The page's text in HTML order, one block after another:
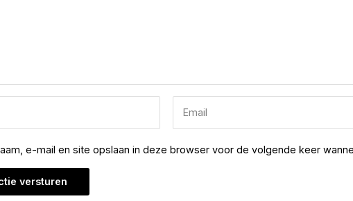
e-mail en site opslaan in deze browser voor de volgende keer